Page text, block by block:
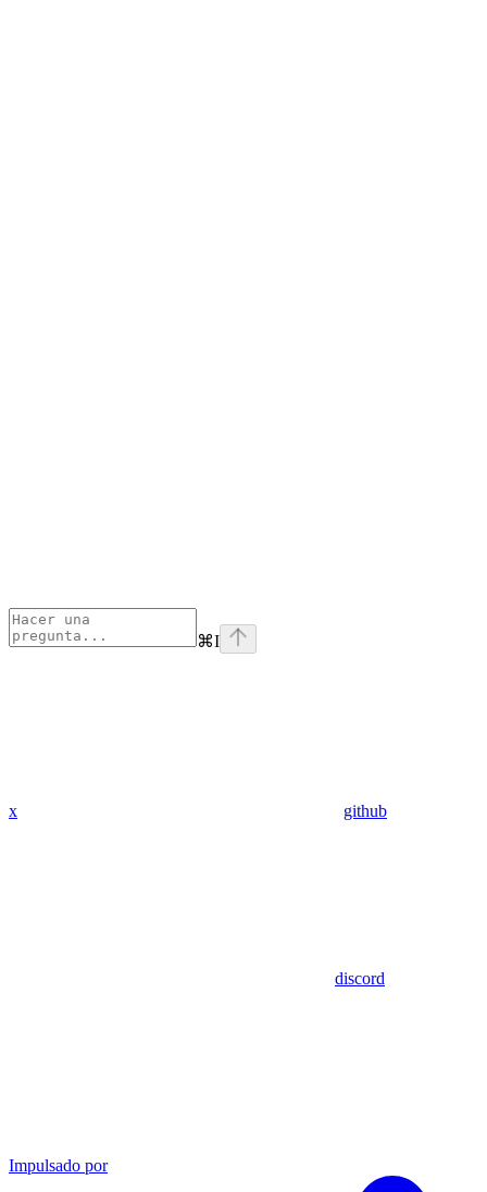
⌘I
x github
discord
Impulsado por